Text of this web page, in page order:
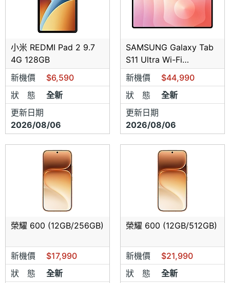
小米 REDMI Pad 2 9.7
4G 128GB
新機價
$6,590
狀 態
全新
更新日期
2026/08/06
SAMSUNG Galaxy Tab
S11 Ultra Wi-Fi
(12GB/512GB)
新機價
$44,990
狀 態
全新
更新日期
2026/08/06
榮耀 600 (12GB/256GB)
新機價
$17,990
狀 態
全新
榮耀 600 (12GB/512GB)
新機價
$21,990
狀 態
全新